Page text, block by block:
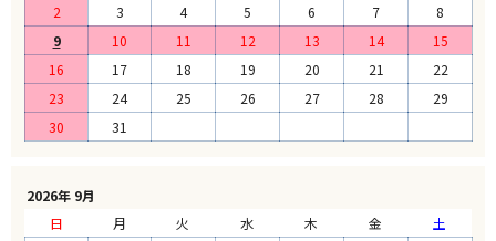
2 3 4 5 6 7
8
9
10 11 12 13 14
15
16
17 18 19 20 21
22
23
24 25 26 27 28
29
30
31
2026年 9月
日
月 火 水 木 金
土